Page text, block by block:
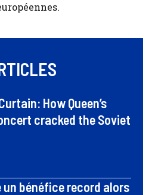
How Queen’s
cracked the Soviet
bénéfice record alors